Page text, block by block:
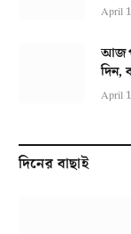
April
আজ
দিন,
April
দিনের বাছাই